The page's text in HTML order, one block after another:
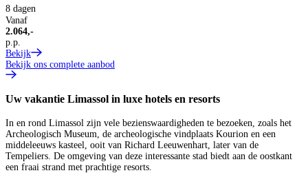
8 dagen
Vanaf
2.064,-
p.p.
Bekijk
Bekijk ons complete aanbod
Uw vakantie Limassol in luxe hotels en resorts
In en rond Limassol zijn vele bezienswaardigheden te bezoeken, zoals het
Archeologisch Museum, de archeologische vindplaats Kourion en een
middeleeuws kasteel, ooit van Richard Leeuwenhart, later van de
Tempeliers. De omgeving van deze interessante stad biedt aan de oostkant
een fraai strand met prachtige resorts.